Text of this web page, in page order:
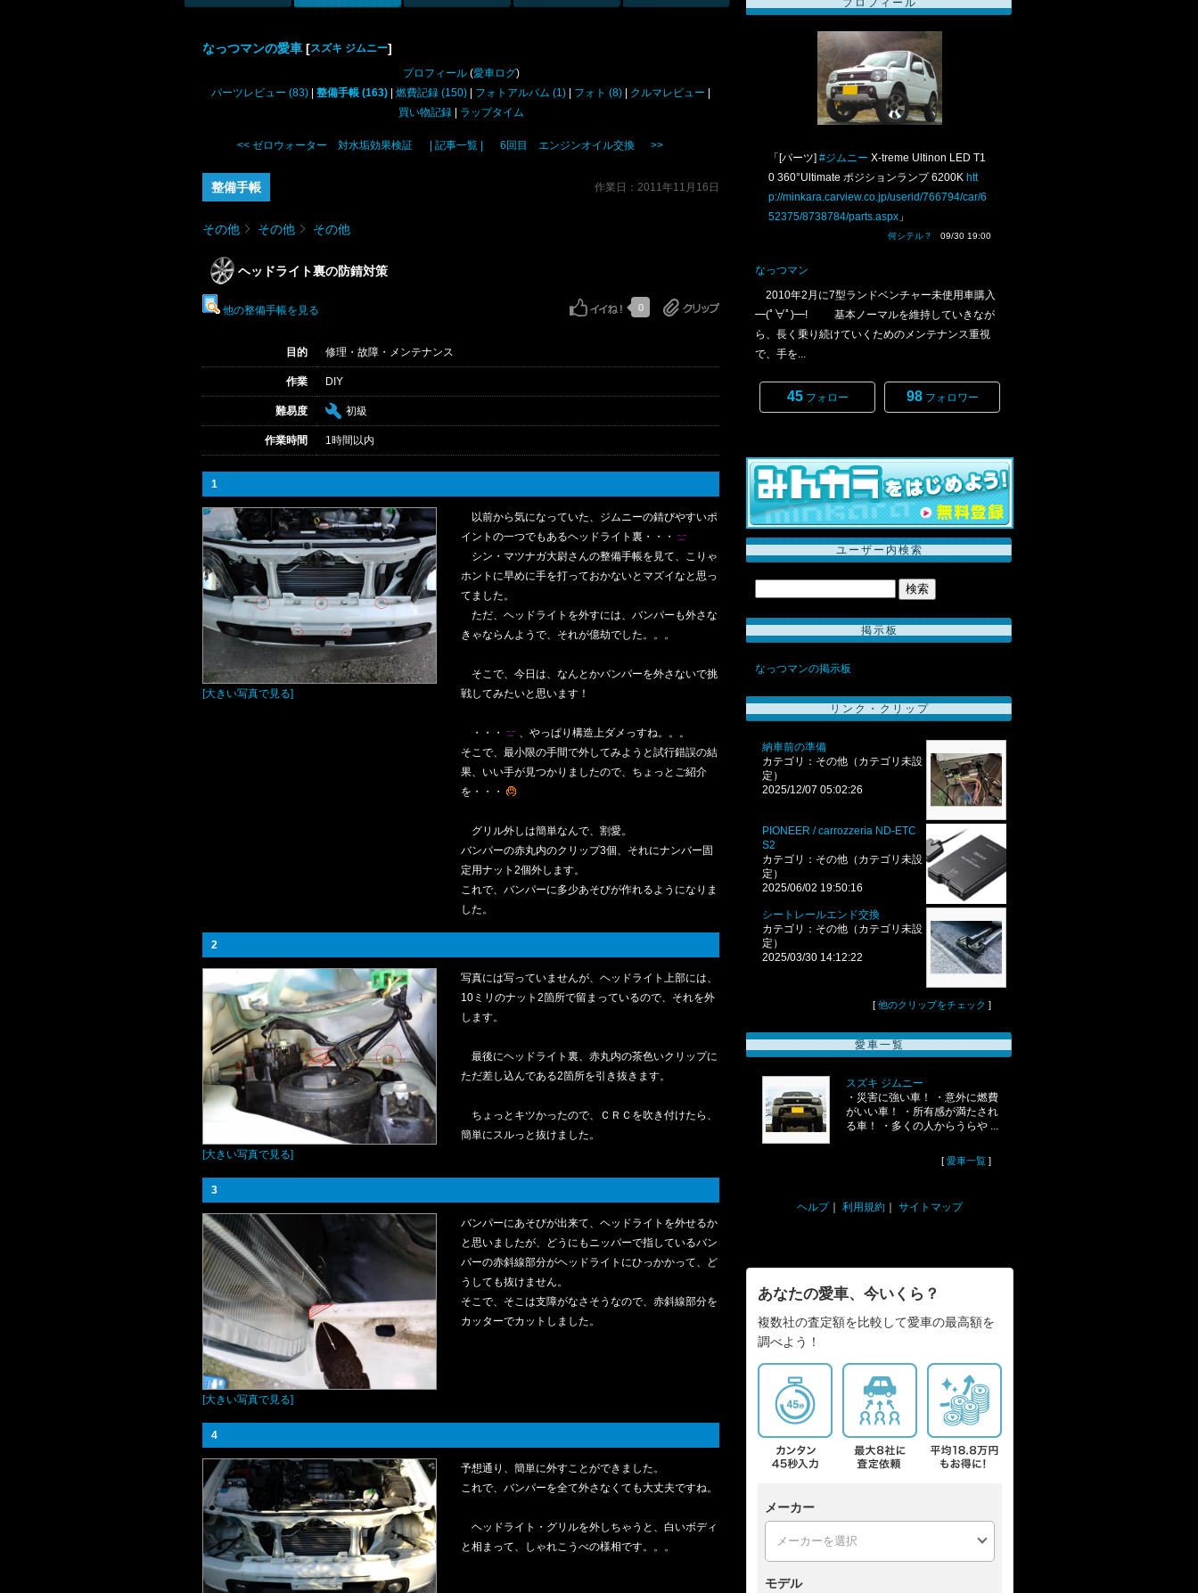
なっつマンの愛車 [スズキ ジムニー]
プロフィール(愛車ログ)
パーツレビュー (83)
整備手帳 (163) 燃費記録 (150) フォトアルバム (1) フォト (8) クルマレビュー
買い物記録| ラップタイム
<< ゼロウォーター 対水垢効果検証 | 記事一覧 | 6回目 エンジンオイル交換 >>
整備手帳 作業日：2011年11月16日
その他 その他 その他
ヘッドライト裏の防錆対策
他の整備手帳を見る 0
目的 修理・故障・メンテナンス
作業 DIY
難易度 初級
作業時間 1時間以内
1
[大きい写真で見る]
以前から気になっていた、ジムニーの錆びやすいポ
イントの一つでもあるヘッドライト裏・・・
シン・マツナガ大尉さんの整備手帳を見て、こりゃ
ホントに早めに手を打っておかないとマズイなと思っ
てました。
ただ、ヘッドライトを外すには、バンパーも外さな
きゃならんようで、それが億劫でした。。。
そこで、今日は、なんとかバンパーを外さないで挑
戦してみたいと思います！
・・・
、やっぱり構造上ダメっすね。。。
そこで、最小限の手間で外してみようと試行錯誤の結
果、いい手が見つかりましたので、ちょっとご紹介
を・・・
グリル外しは簡単なんで、割愛。
バンパーの赤丸内のクリップ3個、それにナンバー固
定用ナット2個外します。
これで、バンパーに多少あそびが作れるようになりま
した。
2
[大きい写真で見る]
写真には写っていませんが、ヘッドライト上部には、
10ミリのナット2箇所で留まっているので、それを外
します。
最後にヘッドライト裏、赤丸内の茶色いクリップに
ただ差し込んである2箇所を引き抜きます。
ちょっとキツかったので、ＣＲＣを吹き付けたら、
簡単にスルっと抜けました。
3
[大きい写真で見る]
バンパーにあそびが出来て、ヘッドライトを外せるか
と思いましたが、どうにもニッパーで指しているバン
パーの赤斜線部分がヘッドライトにひっかかって、ど
うしても抜けません。
そこで、そこは支障がなさそうなので、赤斜線部分を
カッターでカットしました。
4
予想通り、簡単に外すことができました。
これで、バンパーを全て外さなくても大丈夫ですね。
ヘッドライト・グリルを外しちゃうと、白いボディ
と相まって、しゃれこうべの様相です。。。
プロフィール
「[パーツ] #ジムニー X-treme Ultinon LED T1
0 360°Ultimate ポジションランプ 6200K htt
p://minkara.carview.co.jp/userid/766794/car/6
52375/8738784/parts.aspx 」
何シテル？ 09/30 19:00
なっつマン
2010年2月に7型ランドベンチャー未使用車購入
━(ﾟ∀ﾟ)━! 基本ノーマルを維持していきなが
ら、長く乗り続けていくためのメンテナンス重視
で、手を...
45フォロー 98フォロワー
ユーザー内検索
掲示板
なっつマンの掲示板
リンク・クリップ
納車前の準備
カテゴリ：その他（カテゴリ未設
定）
2025/12/07 05:02:26
PIONEER / carrozzeria ND-ETC
S2
カテゴリ：その他（カテゴリ未設
定）
2025/06/02 19:50:16
シートレールエンド交換
カテゴリ：その他（カテゴリ未設
定）
2025/03/30 14:12:22
[ 他のクリップをチェック ]
愛車一覧
スズキ ジムニー
・災害に強い車！ ・意外に燃費
がいい車！ ・所有感が満たされ
る車！ ・多くの人からうらや ...
[ 愛車一覧 ]
ヘルプ｜ 利用規約 サイトマップ
あなたの愛車、今いくら？
複数社の査定額を比較して愛車の最高額を
調べよう！
メーカー
モデル